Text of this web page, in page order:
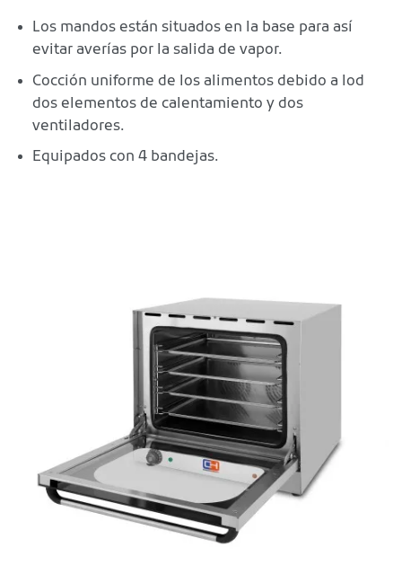
Los mandos están situados en la base para así
evitar averías por la salida de vapor.
Cocción uniforme de los alimentos debido a lod
dos elementos de calentamiento y dos
ventiladores.
Equipados con 4 bandejas.